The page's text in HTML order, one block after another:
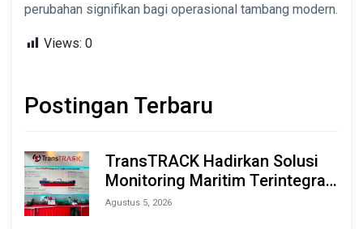
perubahan signifikan bagi operasional tambang modern.
Views: 0
Postingan Terbaru
TransTRACK Hadirkan Solusi
Monitoring Maritim Terintegrasi
Berbasis AI & IoT di Indonesia
Agustus 5, 2026